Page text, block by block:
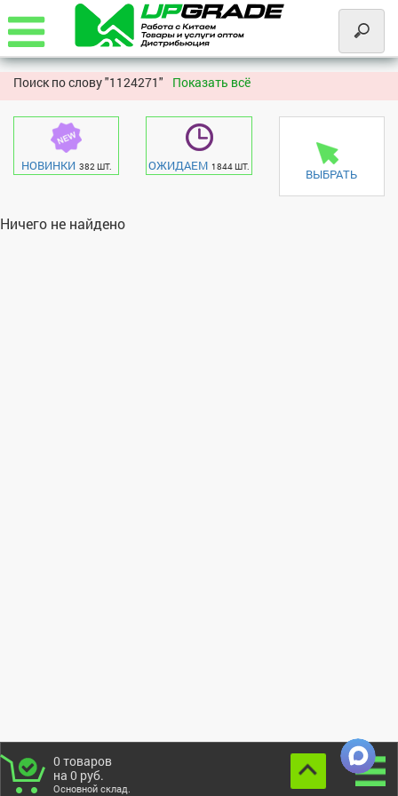
Поиск по слову "1124271" Показать всё
НОВИНКИ 382 ШТ. ОЖИДАЕМ 1844 ШТ. ВЫБРАТЬ
Ничего не найдено
0 товаров
на 0 руб.
Основной склад.